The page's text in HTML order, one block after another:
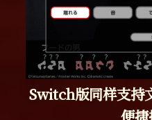
Switch版同样支持